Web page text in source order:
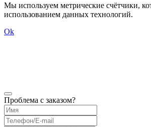
Мы используем метрические счётчики,
использованием данных технологий.
Ok
Проблема с заказом?